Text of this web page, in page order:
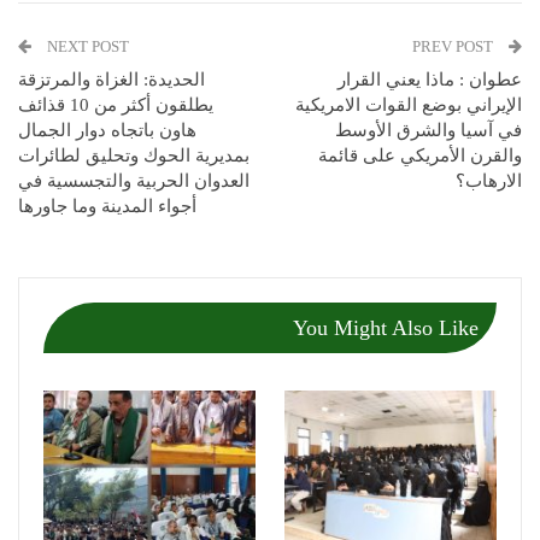
عطوان : ماذا يعني القرار
الإيراني بوضع القوات الامريكية
في آسيا والشرق الأوسط
والقرن الأمريكي على قائمة
الارهاب؟
NEXT POST
الحديدة: الغزاة والمرتزقة
يطلقون أكثر من 10 قذائف
هاون باتجاه دوار الجمال
بمديرية الحوك وتحليق لطائرات
العدوان الحربية والتجسسية في
أجواء المدينة وما جاورها
You Might Also Like